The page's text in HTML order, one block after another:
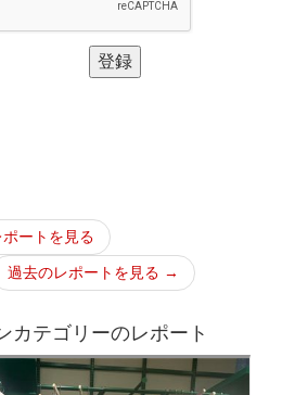
ートを見る
過去のレポートを見る →
カテゴリーのレポート